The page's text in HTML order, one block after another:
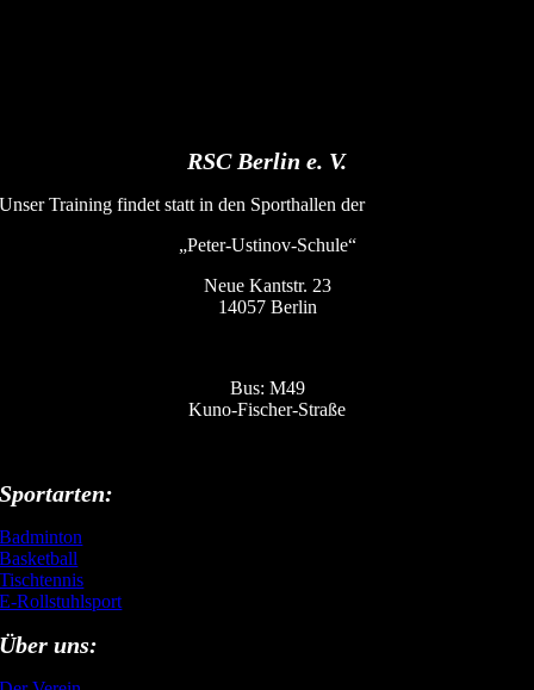
RSC Berlin e. V.
Unser Training findet statt in den Sporthallen der
„Peter-Ustinov-Schule“
Neue Kantstr. 23
14057 Berlin
Bus: M49
Kuno-Fischer-Straße
Sportarten:
Badminton
Basketball
Tischtennis
E-Rollstuhlsport
Über uns: